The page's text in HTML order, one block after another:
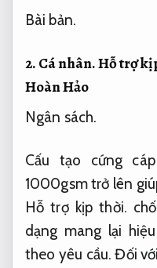
Bài bản.
2.Cá nhân.Hỗ trợ
Hoàn Hảo
Ngân sách.
Cấu tạo cứng
1000gsm trở lên
Hỗ trợ kịp thời.
dạng mang lại
theo yêu cầu. Đối